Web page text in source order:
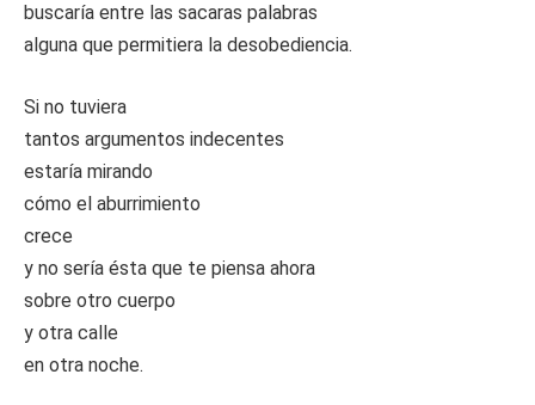
buscaría entre las sacaras palabras
alguna que permitiera la desobediencia.
Si no tuviera
tantos argumentos indecentes
estaría mirando
cómo el aburrimiento
crece
y no sería ésta que te piensa ahora
sobre otro cuerpo
y otra calle
en otra noche.